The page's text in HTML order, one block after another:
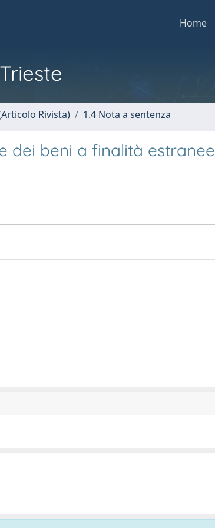
Home
Rivista) 1.4 Nota a sentenza
dei beni a finalità estranee